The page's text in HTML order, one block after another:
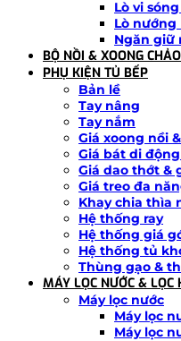
Lò vi
Lò nướng
Ngăn giữ
BỘ NỒI & XOONG CHẢO
PHỤ KIỆN TỦ BẾP
Bản lề
Tay nâng
Tay nắm
Giá xoong nồi
Giá bát di
Giá dao thớt &
Giá treo đa
Khay chia thìa
Hệ thống ray
Hệ thống giá
Hệ thống tủ
Thùng gạo &
MÁY LỌC NƯỚC & LỌC
Máy lọc nước
Máy lọc
Máy lọc